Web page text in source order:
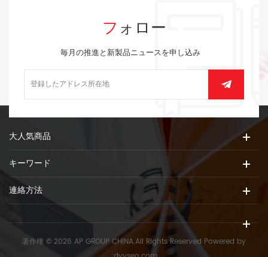
フォロー
毎月の推進と新製品ニュースを申し込み
大人気商品
キーワード
連絡方法
著作権 © 2026 AP GROUP CHINA.All Rights Reserved Powered by